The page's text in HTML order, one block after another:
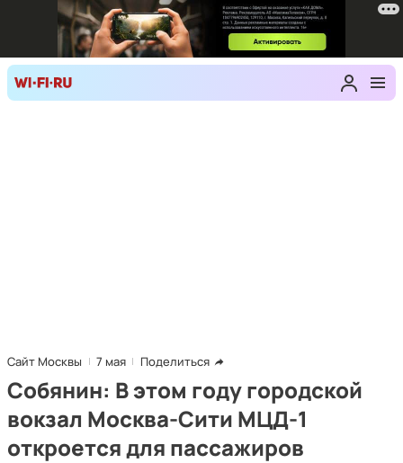
Сайт Москвы 7 мая Поделиться
Собянин: В этом году городской
вокзал Москва-Сити МЦД-1
откроется для пассажиров